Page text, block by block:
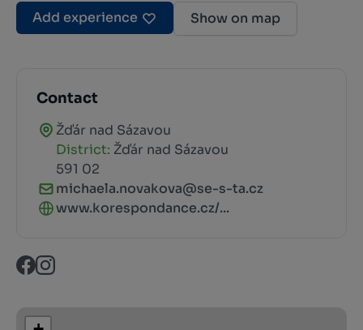
Add experience Show on map
Contact
Žďár nad Sázavou
District: Žďár nad Sázavou
591 02
michaela.novakova@se-s-ta.cz
www.korespondance.cz/...